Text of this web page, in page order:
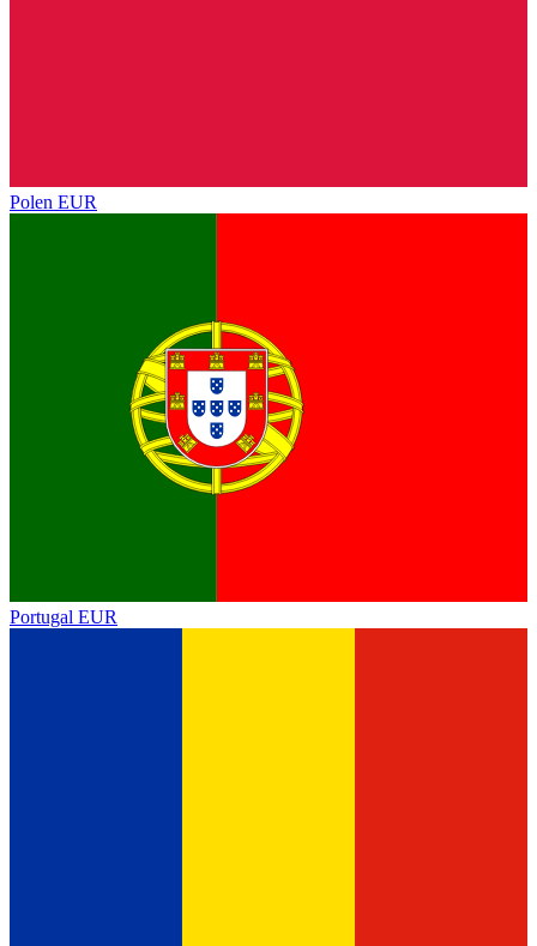
Polen EUR
Portugal EUR